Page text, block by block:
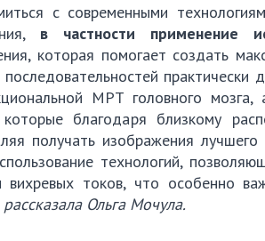
с современными
в частности применение
которая помогает создать
МРТ головного
благодаря близкому
получать изображения лучшего
технологий,
токов, что особенно
рассказала Ольга Мочула.